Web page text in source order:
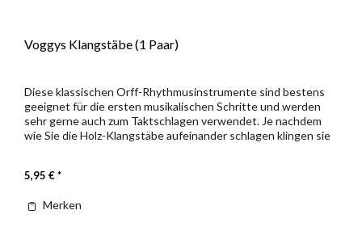
Voggys Klangstäbe (1 Paar)
Diese klassischen Orff-Rhythmusinstrumente sind bestens
geeignet für die ersten musikalischen Schritte und werden
sehr gerne auch zum Taktschlagen verwendet. Je nachdem
wie Sie die Holz-Klangstäbe aufeinander schlagen klingen sie
5,95 € *
Merken